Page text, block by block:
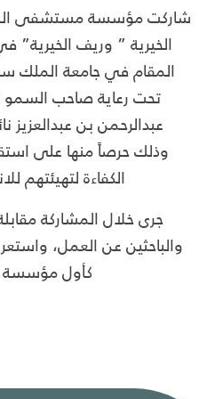
شاركت مؤسسة مستشفى
الخيرية ” وريف الخيرية”
المقام في جامعة الملك
تحت رعاية صاحب السمو
عبدالرحمن بن عبدالعزيز
وذلك حرصاً منها على
الكفاءة
جرى خلال المشاركة
والباحثين عن العمل،
كأول مؤسسة